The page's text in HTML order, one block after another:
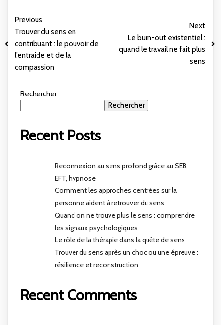
Previous
Trouver du sens en
contribuant : le pouvoir de
l’entraide et de la
compassion
Next
Le burn-out existentiel :
quand le travail ne fait plus
sens
Rechercher
Rechercher
Recent Posts
Reconnexion au sens profond grâce au SEB,
EFT, hypnose
Comment les approches centrées sur la
personne aident à retrouver du sens
Quand on ne trouve plus le sens : comprendre
les signaux psychologiques
Le rôle de la thérapie dans la quête de sens
Trouver du sens après un choc ou une épreuve :
résilience et reconstruction
Recent Comments